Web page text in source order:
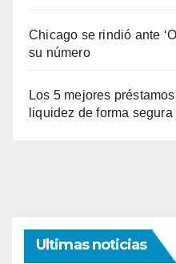
Chicago se rindió ante
su número
Los 5 mejores
liquidez de forma
Ultimas noticias